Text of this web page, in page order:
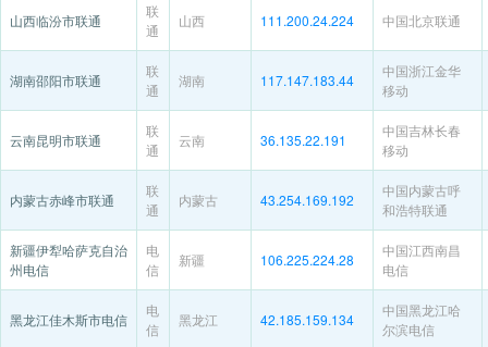
山西临汾市联通
联
通
山西 111.200.24.224 中国北京联通
湖南邵阳市联通
联
通
湖南 117.147.183.44
中国浙江金华
移动
云南昆明市联通
联
通
云南 36.135.22.191
中国吉林长春
移动
内蒙古赤峰市联通
联
通
内蒙古 43.254.169.192
中国内蒙古呼
和浩特联通
新疆伊犁哈萨克自治
州电信
电
信
新疆 106.225.224.28
中国江西南昌
电信
黑龙江佳木斯市电信
电
信
黑龙江 42.185.159.134
中国黑龙江哈
尔滨电信